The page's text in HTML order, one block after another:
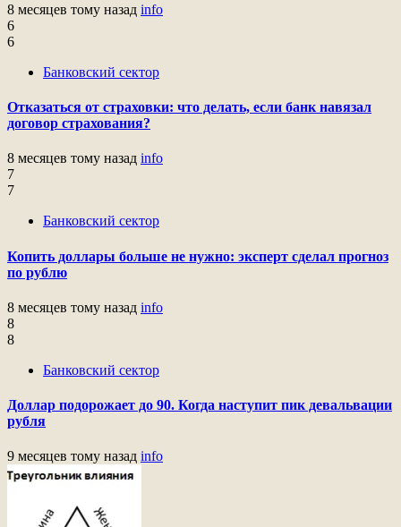
8 месяцев тому назад info
6
6
Банковский сектор
Отказаться от страховки: что делать, если банк навязал
договор страхования?
8 месяцев тому назад info
7
7
Банковский сектор
Копить доллары больше не нужно: эксперт сделал прогноз
по рублю
8 месяцев тому назад info
8
8
Банковский сектор
Доллар подорожает до 90. Когда наступит пик девальвации
рубля
9 месяцев тому назад info